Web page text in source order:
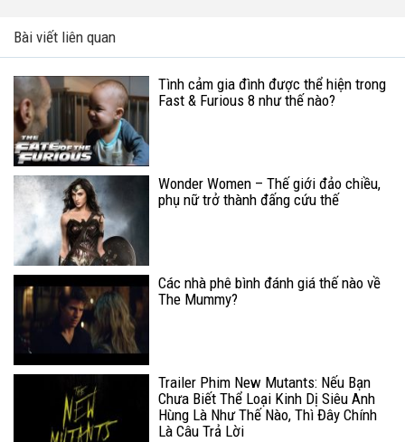
Bài viết liên quan
Tình cảm gia đình được thể hiện trong
Fast & Furious 8 như thế nào?
Wonder Women – Thế giới đảo chiều,
phụ nữ trở thành đấng cứu thế
Các nhà phê bình đánh giá thế nào về
The Mummy?
Trailer Phim New Mutants: Nếu Bạn
Chưa Biết Thể Loại Kinh Dị Siêu Anh
Hùng Là Như Thế Nào, Thì Đây Chính
Là Câu Trả Lời